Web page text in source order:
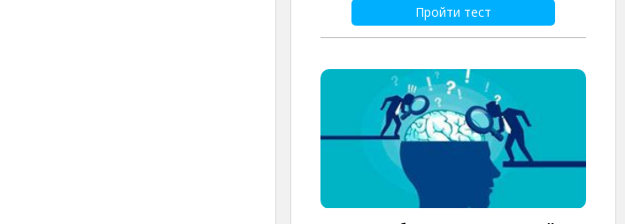
Пройти тест